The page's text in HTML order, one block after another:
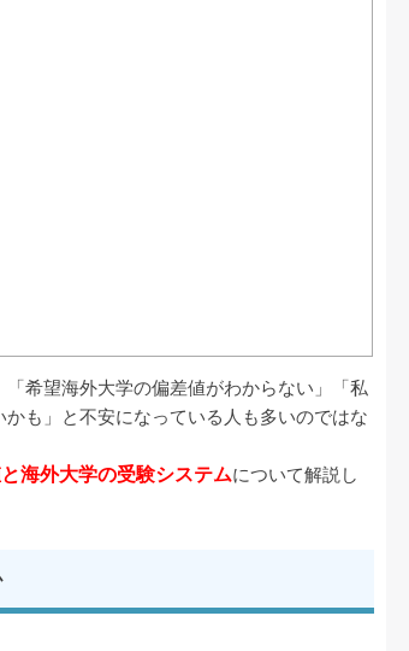
「希望海外大学の偏差値がわからない」「私
も」と不安になっている人も多いのではな
海外大学の受験システムについて解説し